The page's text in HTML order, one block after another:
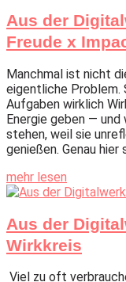
Aus der
Freude x
Manchmal ist nicht
eigentliche Problem.
Aufgaben wirklich
Energie geben — und
stehen, weil sie
genießen. Genau hier
mehr lesen
Aus der
Wirkkreis
Viel zu oft